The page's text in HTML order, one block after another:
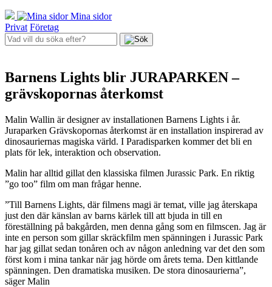
Mina sidor
Privat Företag
Barnens Lights blir JURAPARKEN –
grävskopornas återkomst
Malin Wallin är designer av installationen Barnens Lights i år.
Juraparken Grävskopornas återkomst är en installation inspirerad av
dinosauriernas magiska värld. I Paradisparken kommer det bli en
plats för lek, interaktion och observation.
Malin har alltid gillat den klassiska filmen Jurassic Park. En riktig
”go too” film om man frågar henne.
”Till Barnens Lights, där filmens magi är temat, ville jag återskapa
just den där känslan av barns kärlek till att bjuda in till en
föreställning på bakgården, men denna gång som en filmscen. Jag är
inte en person som gillar skräckfilm men spänningen i Jurassic Park
har jag gillat sedan tonåren och av någon anledning var det den som
först kom i mina tankar när jag hörde om årets tema. Den kittlande
spänningen. Den dramatiska musiken. De stora dinosaurierna”,
säger Malin